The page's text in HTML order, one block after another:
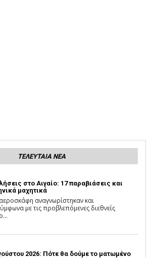
ΤΕΛΕΥΤΑΙΑ ΝΕΑ
στο Αιγαίο: 17 παραβιάσεις και
μαχητικά
αναγνωρίστηκαν και
με τις προβλεπόμενες διεθνείς
2026: Πότε θα δούμε το ματωμένο